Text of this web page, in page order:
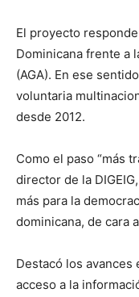
El proyecto
Dominicana frente a
(AGA). En ese
voluntaria
desde 2012.
Como el paso “más
director de la
más para la
dominicana, de cara
Destacó los
acceso a la